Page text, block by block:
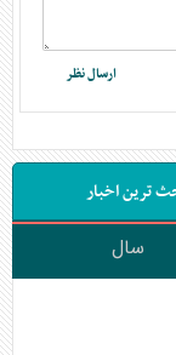
ترین اخبار
سال